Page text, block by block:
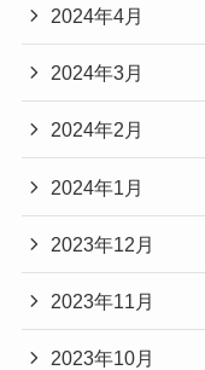
2024年4月
2024年3月
2024年2月
2024年1月
2023年12月
2023年11月
2023年10月